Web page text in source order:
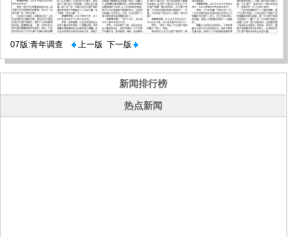
07版:青年调查 上一版 下一版
新闻排行榜
热点新闻